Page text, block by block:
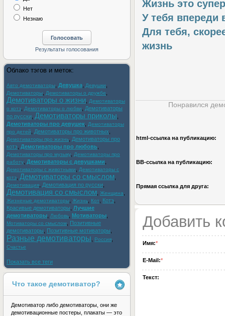
Жизнь это
У тебя впереди
Для тебя,
жизнь
Понравился
html-cсылка на публикацию:
BB-cсылка на публикацию:
Прямая ссылка для друга:
Добавить
Имя:*
E-Mail:*
Текст:
Нет
Незнаю
Облако тэгов и меток:
Авто демотиваторы Девушка Девушки
Демотиваторы Демотиваторы о дружбе
Демотиваторы о жизни
Демотиваторы
о котэ
Демотиваторы о любви
Демотиваторы
по русски Демотиваторы приколы
Демотиваторы про девушек
Демотиваторы
про детей
Демотиваторы про животных
Демотиваторы про жизнь
Демотиваторы про
котэ
Демотиваторы про любовь
Демотиваторы про музыку
Демотиваторы про
работу
Демотиваторы с девушками
Демотиваторы с животными
Демотиваторы с
котэ
Демотиваторы со смыслом
Демотивация Демотивация по русски
Демотивация со смыслом Женщина
Жизненые демотиваторы Жизнь Кот Котэ
Красивые демотиваторы Лучшие
демотиваторы
Любовь Мотиваторы
Мотиваторы со смыслом
Позитивные
демотиваторы
Позитивные мотиваторы
Разные демотиваторы Россия
Счастье
Показать все теги
Что такое демотиватор?
Демотиватор либо демотиваторы, они же
демотивационные постеры, плакаты — это